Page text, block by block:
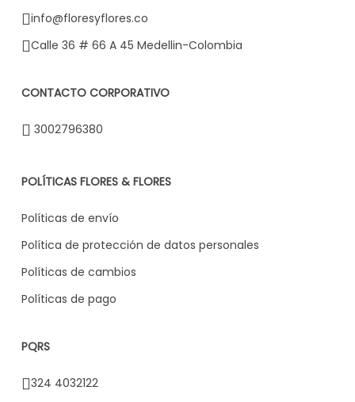
info@floresyflores.co
Calle 36 # 66 A 45 Medellin-Colombia
CONTACTO CORPORATIVO
3002796380
POLÍTICAS FLORES & FLORES
Políticas de envío
Política de protección de datos personales
Políticas de cambios
Políticas de pago
PQRS
324 4032122